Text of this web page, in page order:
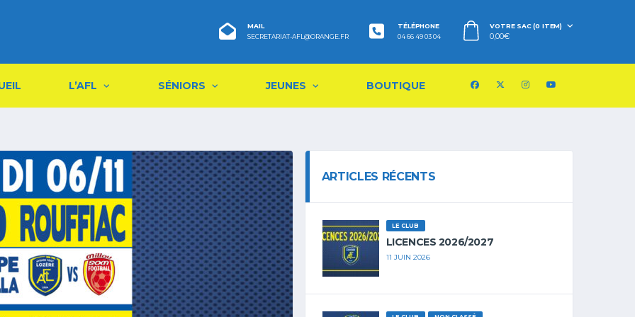
MAIL
SECRETARIAT-AFL@ORANGE.FR
TÉLÉPHONE
04 66 49 03 04
VOTRE SAC (0 ITEM)
0,00€
L’AFL SÉNIORS JEUNES BOUTIQUE
ARTICLES RÉCENTS
LE CLUB
LICENCES 2026/2027
11 JUIN 2026